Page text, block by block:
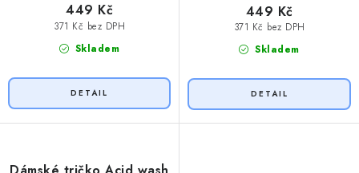
Skladem
371 Kč bez DPH
449 Kč
Skladem
371 Kč bez DPH
449 Kč